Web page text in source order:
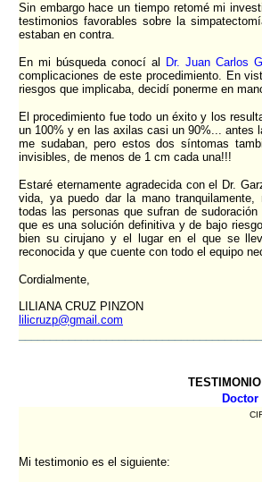
Sin embargo hace un tiempo retomé mi
testimonios favorables sobre la
estaban en contra.
En mi búsqueda conocí al
Dr. Juan Carlos
complicaciones de este procedimiento. En
riesgos que implicaba, decidí ponerme en
El procedimiento fue todo un éxito y los
un 100% y en las axilas casi un 90%... antes
me sudaban, pero estos dos síntomas
invisibles, de menos de 1 cm cada una!!!
Estaré eternamente agradecida con el Dr.
vida, ya puedo dar la mano
todas las personas que sufran de
que es una solución definitiva y de bajo
bien su cirujano y el lugar en el que se
reconocida y que cuente con todo el equipo
Cordialmente,
LILIANA CRUZ PINZON
lilicruzp@gmail.com
Mi testimonio es el siguiente: